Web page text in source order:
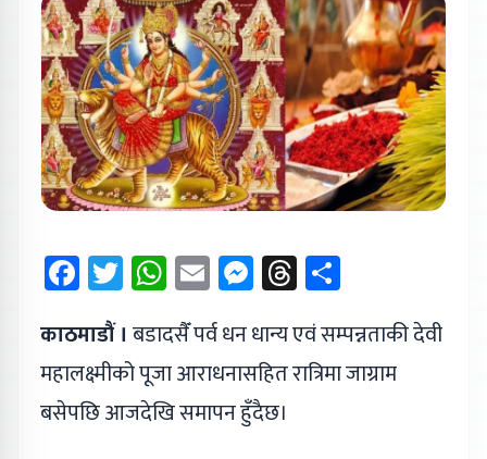
Facebook
Twitter
WhatsApp
EmailMessenger
Threads
काठमाडौं । बडादसैँ पर्व धन धान्य एवं सम्पन्नताकी देवी
महालक्ष्मीको पूजा आराधनासहित रात्रिमा जाग्राम
बसेपछि आजदेखि समापन हुँदैछ।